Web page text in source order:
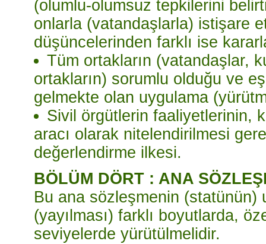
(olumlu-olumsuz tepkilerini
onlarla (vatandaşlarla) istişare
düşüncelerinden farklı ise
Tüm ortakların (vatandaşlar,
ortakların) sorumlu olduğu ve
gelmekte olan uygulama
Sivil örgütlerin faaliyetlerinin,
aracı olarak nitelendirilmesi
değerlendirme ilkesi.
BÖLÜM DÖRT : ANA
Bu ana sözleşmenin (statünün)
(yayılması) farklı boyutlarda,
seviyelerde yürütülmelidir.